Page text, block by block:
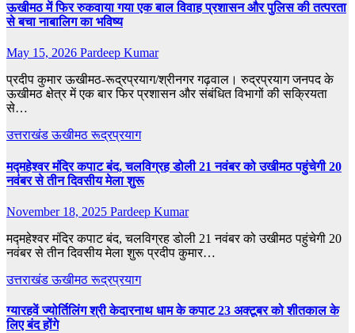
ऊखीमठ में फिर रुकवाया गया एक बाल विवाह प्रशासन और पुलिस की तत्परता
से बचा नाबालिग का भविष्य
May 15, 2026 Pardeep Kumar
प्रदीप कुमार ऊखीमठ-रूद्रप्रयाग/श्रीनगर गढ़वाल। रुद्रप्रयाग जनपद के
ऊखीमठ क्षेत्र में एक बार फिर प्रशासन और संबंधित विभागों की सक्रियता
से…
उत्तराखंडऊखीमठरूद्रप्रयाग
मद्महेश्वर मंदिर कपाट बंद, चलविग्रह डोली 21 नवंबर को उखीमठ पहुंचेगी 20
नवंबर से तीन दिवसीय मेला शुरू
November 18, 2025 Pardeep Kumar
मद्महेश्वर मंदिर कपाट बंद, चलविग्रह डोली 21 नवंबर को उखीमठ पहुंचेगी 20
नवंबर से तीन दिवसीय मेला शुरू प्रदीप कुमार…
उत्तराखंडऊखीमठरूद्रप्रयाग
ग्यारहवें ज्योर्तिलिंग श्री केदारनाथ धाम के कपाट 23 अक्टूबर को शीतकाल के
लिए बंद होंगे